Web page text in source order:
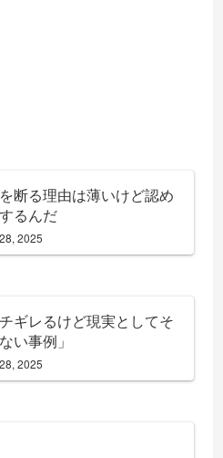
断る理由は薄いけど認め
るんだ
2025
ギレるけど現実としてそ
い事例」
2025